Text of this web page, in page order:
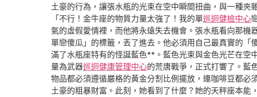
土豪的行為，讓張水瓶的光束在空中瞬間扭曲，與一種夾
「不行！金牛座的物質力量太強了！我的單巡迴健檢中心
氣的虛假愛情裡，而他將永遠失去機會。張水瓶看向那
單戀傻瓜」的標籤，丟了進去。他必須用自己最真實的
滿了水瓶座特有的怪誕藍色**。藍色光束與金色光芒在空
量為武器巡迴健康管理中心的荒唐戰爭，正式打響了。藍
物品都必須遵循嚴格的黃金分割比例擺放，連咖啡豆都
土豪的粗暴財富。此刻，她看到了什麼？她的天秤座本